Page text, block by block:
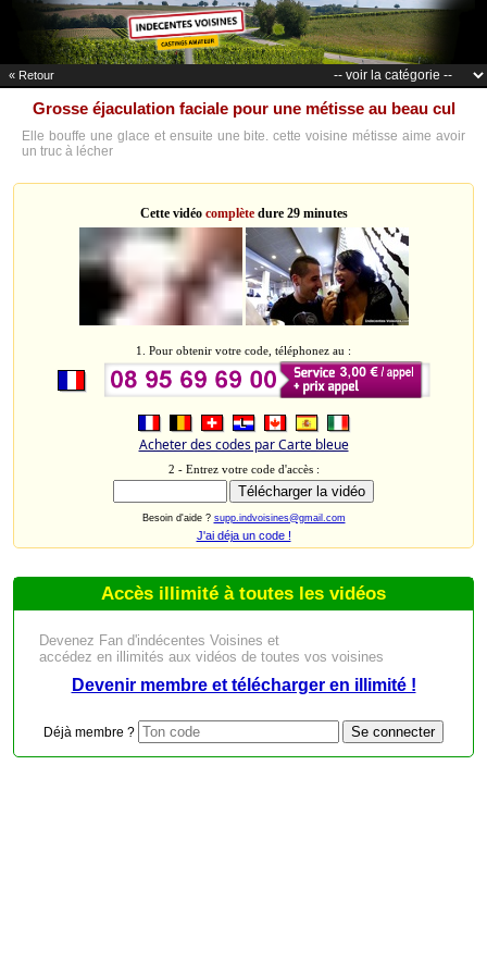
« Retour
Grosse éjaculation faciale pour une métisse au beau cul
Elle bouffe une glace et ensuite une bite. cette voisine métisse aime avoir
un truc à lécher
Cette vidéo complètedure 29 minutes
1. Pour obtenir votre code, téléphonez au :
Acheter des codes par Carte bleue
2 - Entrez votre code d'accès :
Besoin d'aide ? supp.indvoisines@gmail.com
J'ai déja un code !
Accès illimité à toutes les vidéos
Devenez Fan d'indécentes Voisines et
accédez en illimités aux vidéos de toutes vos voisines
Devenir membre et télécharger en illimité !
Déjà membre ?